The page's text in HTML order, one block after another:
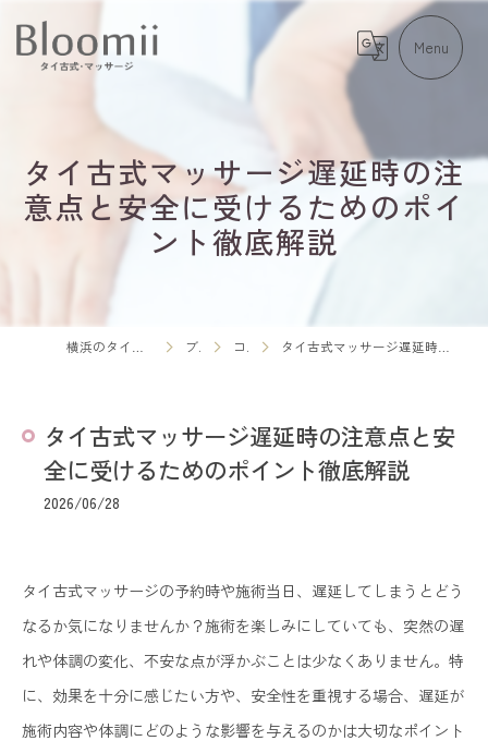
タイ古式マッサージ遅延時の注
意点と安全に受けるためのポイ
ント徹底解説
ブログ コラム タイ古式マッサージ遅延時の注意点と安全に受けるためのポイント徹底解説
タイ古式マッサージ遅延時の注意点と安
全に受けるためのポイント徹底解説
2026/06/28
タイ古式マッサージの予約時や施術当日、遅延してしまうとどう
なるか気になりませんか？施術を楽しみにしていても、突然の遅
れや体調の変化、不安な点が浮かぶことは少なくありません。特
に、効果を十分に感じたい方や、安全性を重視する場合、遅延が
施術内容や体調にどのような影響を与えるのかは大切なポイント